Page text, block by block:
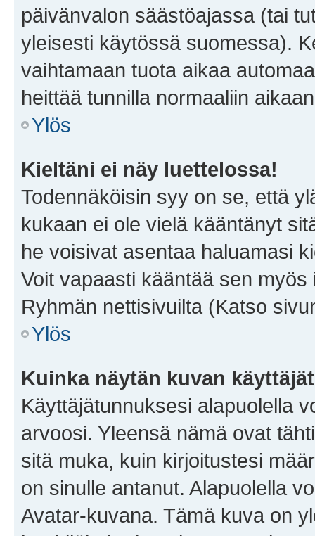
päivänvalon säästöajassa (tai
yleisesti käytössä suomessa).
vaihtamaan tuota aikaa
heittää tunnilla normaaliin
Ylös
Kieltäni ei näy luettelossa!
Todennäköisin syy on se, että
kukaan ei ole vielä kääntänyt
he voisivat asentaa haluamasi
Voit vapaasti kääntää sen
Ryhmän nettisivuilta (Katso
Ylös
Kuinka näytän kuvan
Käyttäjätunnuksesi alapuolella
arvoosi. Yleensä nämä ovat
sitä muka, kuin kirjoitustesi
on sinulle antanut. Alapuolella
Avatar-kuvana. Tämä kuva on